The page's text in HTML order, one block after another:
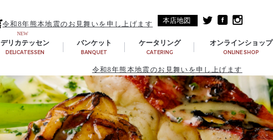
令和8年熊本地震のお見舞いを申し上げます 本店地図
デリカテッセン
DELICATESSEN
バンケット
BANQUET
ケータリング
CATERING
オンラインショップ
ONLINE SHOP
令和8年熊本地震のお見舞いを申し上げます